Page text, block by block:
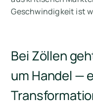
Geschwindigkeit ist
Bei Zöllen
um Handel —